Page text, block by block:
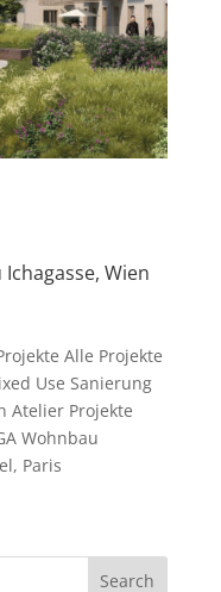
Wien
Alle Projekte
Use Sanierung
Atelier Projekte
IGA Wohnbau
Paris